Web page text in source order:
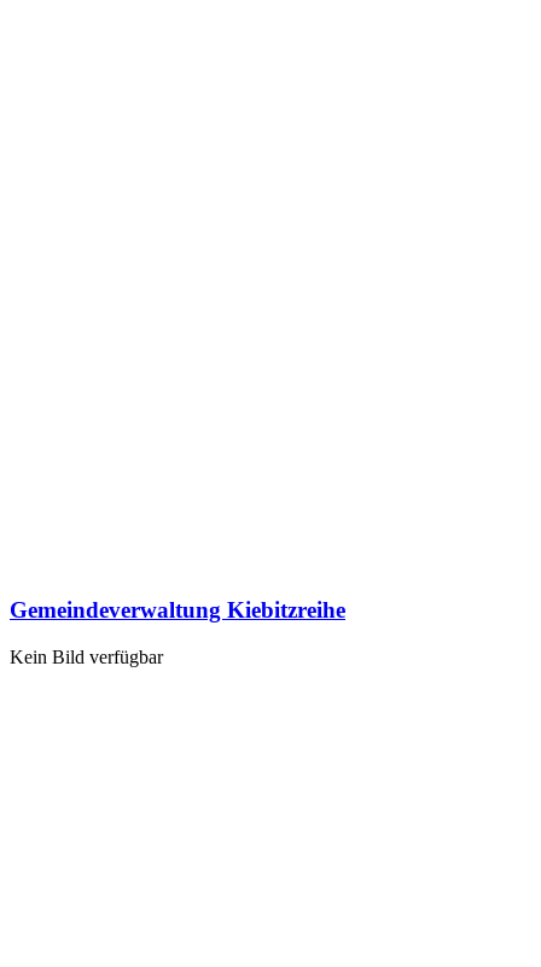
Gemeindeverwaltung Kiebitzreihe
Kein Bild verfügbar